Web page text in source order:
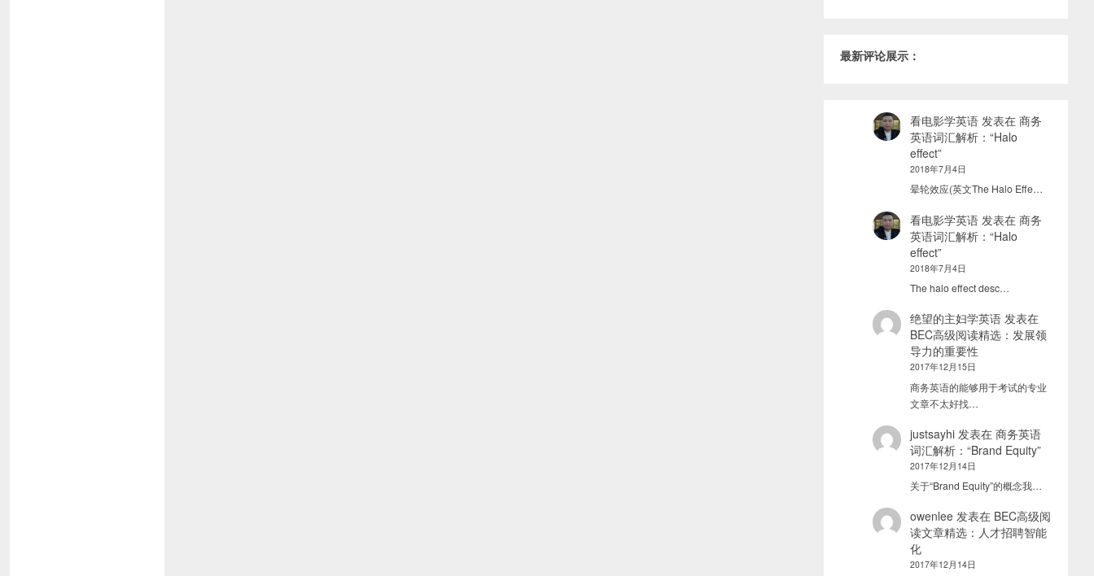
最新评论展示：
看电影学英语发表在 商务
英语词汇解析：“Halo
effect”
2018年7月4日
晕轮效应(英文The Halo Effe…
看电影学英语发表在 商务
英语词汇解析：“Halo
effect”
2018年7月4日
The halo effect desc…
绝望的主妇学英语发表在
BEC高级阅读精选：发展领
导力的重要性
2017年12月15日
商务英语的能够用于考试的专业
文章不太好找…
justsayhi发表在 商务英语
词汇解析：“Brand Equity”
2017年12月14日
关于“Brand Equity”的概念我…
owenlee发表在 BEC高级阅
读文章精选：人才招聘智能
化
2017年12月14日